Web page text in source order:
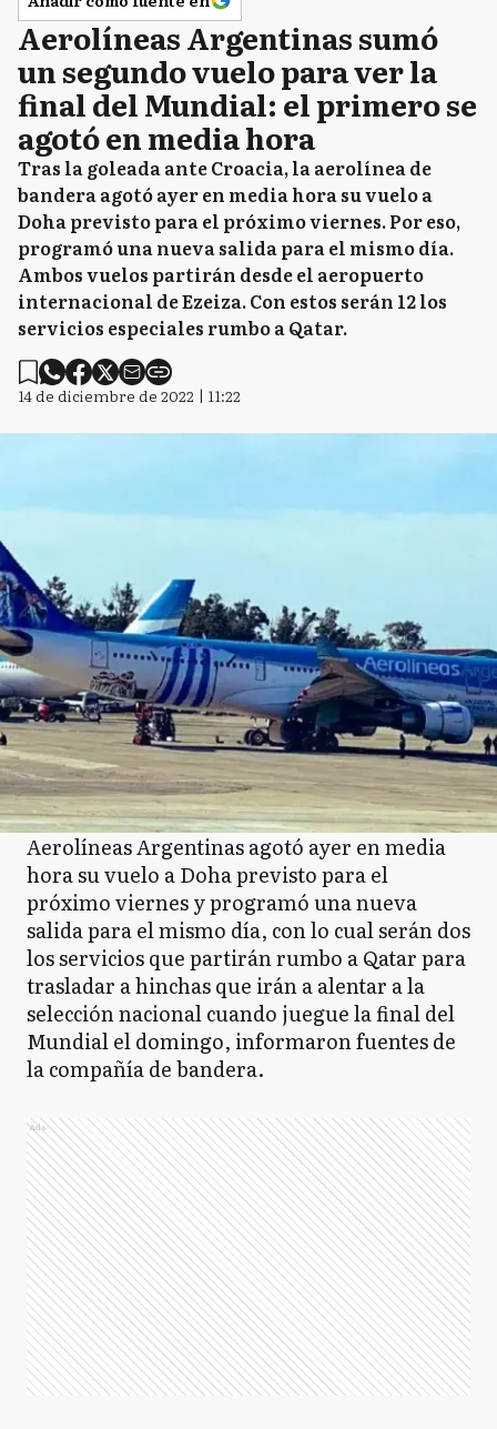
Aerolíneas Argentinas sumó
un segundo vuelo para ver la
final del Mundial: el primero se
agotó en media hora
Tras la goleada ante Croacia, la aerolínea de
bandera agotó ayer en media hora su vuelo a
Doha previsto para el próximo viernes. Por eso,
programó una nueva salida para el mismo día.
Ambos vuelos partirán desde el aeropuerto
internacional de Ezeiza. Con estos serán 12 los
servicios especiales rumbo a Qatar.
14 de diciembre de 2022 | 11:22
Aerolíneas Argentinas agotó ayer en media
hora su vuelo a Doha previsto para el
próximo viernes y programó una nueva
salida para el mismo día, con lo cual serán dos
los servicios que partirán rumbo a Qatar para
trasladar a hinchas que irán a alentar a la
selección nacional cuando juegue la final del
Mundial el domingo, informaron fuentes de
la compañía de bandera.
Ads